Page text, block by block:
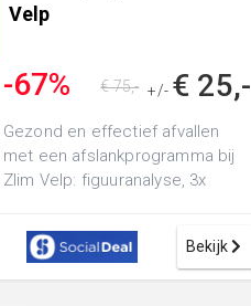
Velp
-67% +/- € 25,-
€ 75,-
Gezond en effectief afvallen
met een afslankprogramma bij
Zlim Velp: figuuranalyse, 3x
Ã©n 3...
Bekijk